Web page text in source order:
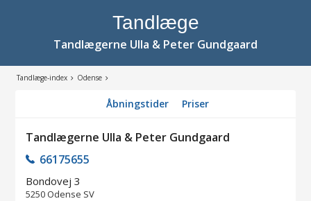
Tandlæge
Tandlægerne Ulla & Peter Gundgaard
Tandlæge-index Odense
Åbningstider Priser
Tandlægerne Ulla & Peter Gundgaard
66175655
Bondovej 3
5250Odense SV